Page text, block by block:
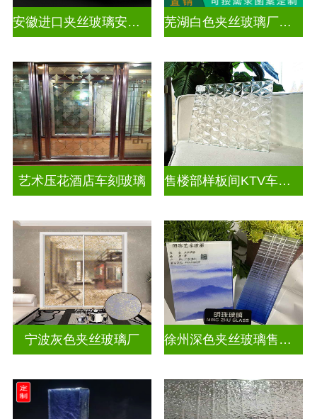
安徽进口夹丝玻璃安装电话 芜湖白色夹丝玻璃厂家在哪里
艺术压花酒店车刻玻璃 售楼部样板间KTV车刻玻璃
宁波灰色夹丝玻璃厂 徐州深色夹丝玻璃售价多少钱